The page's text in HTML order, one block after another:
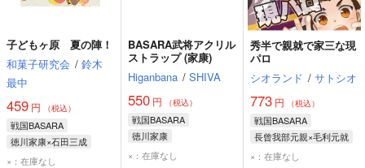
子どもヶ原 夏の陣！
和菓子研究会 / 鈴木
最中
459 円 （税込）
戦国BASARA
徳川家康×石田三成
石田三成
×：在庫なし
BASARA武将アクリル
ストラップ (家康)
Higanbana / SHIVA
550 円 （税込）
戦国BASARA
徳川家康
×：在庫なし
秀半で親就で家三な現
パロ
シオランド / サトシオ
773円 （税込）
戦国BASARA
長曾我部元親×毛利元就
毛利元就
×：在庫なし